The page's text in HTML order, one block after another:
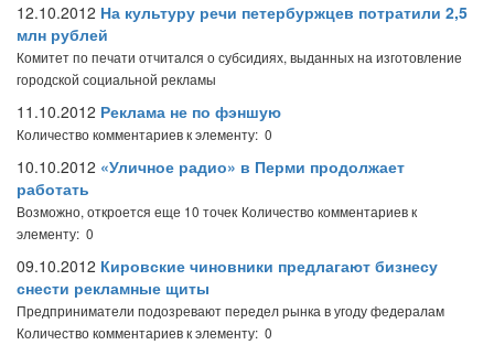
12.10.2012 На культуру речи петербуржцев потратили 2,5
млн рублей
Комитет по печати отчитался о субсидиях, выданных на изготовление
городской социальной рекламы
11.10.2012 Реклама не по фэншую
Количество комментариев к элементу: 0
10.10.2012 «Уличное радио» в Перми продолжает
работать
Возможно, откроется еще 10 точек Количество комментариев к
элементу: 0
09.10.2012 Кировские чиновники предлагают бизнесу
снести рекламные щиты
Предприниматели подозревают передел рынка в угоду федералам
Количество комментариев к элементу: 0